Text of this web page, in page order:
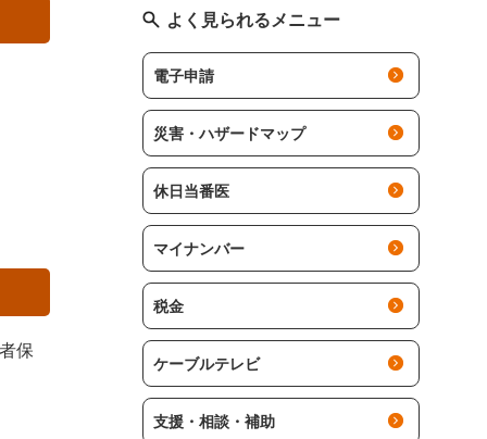
保
よく見られるメニュー
電子申請
災害・ハザードマップ
休日当番医
マイナンバー
税金
ケーブルテレビ
支援・相談・補助